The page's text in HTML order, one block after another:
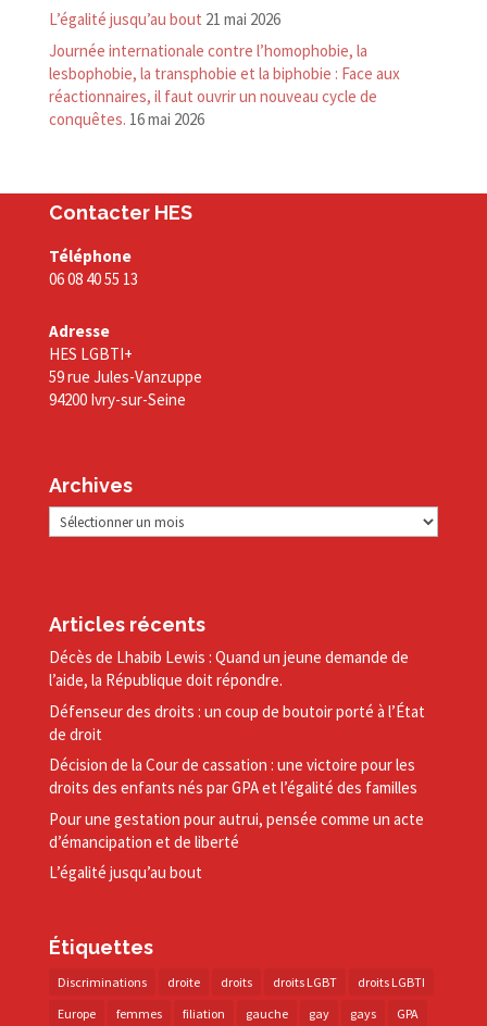
L’égalité jusqu’au bout 21 mai 2026
Journée internationale contre l’homophobie, la
lesbophobie, la transphobie et la biphobie : Face aux
réactionnaires, il faut ouvrir un nouveau cycle de
conquêtes. 16 mai 2026
Contacter HES
Téléphone
06 08 40 55 13
Adresse
HES LGBTI+
59 rue Jules-Vanzuppe
94200 Ivry-sur-Seine
Archives
Archives
Articles récents
Décès de Lhabib Lewis : Quand un jeune demande de
l’aide, la République doit répondre.
Défenseur des droits : un coup de boutoir porté à l’État
de droit
Décision de la Cour de cassation : une victoire pour les
droits des enfants nés par GPA et l’égalité des familles
Pour une gestation pour autrui, pensée comme un acte
d’émancipation et de liberté
L’égalité jusqu’au bout
Étiquettes
Discriminations droite droits droits LGBT
droits LGBTI
Europe
femmes filiation gauche gay gays GPA